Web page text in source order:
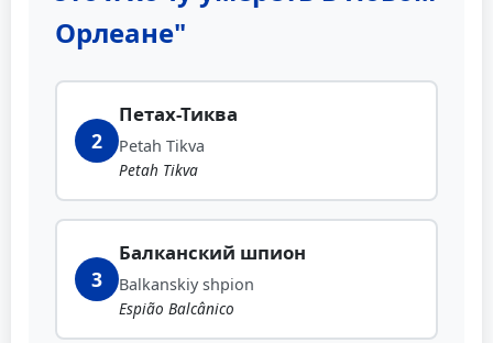
Орлеане"
2
Петах-Тиква
Petah Tikva
Petah Tikva
3
Балканский шпион
Balkanskiy shpion
Espião Balcânico